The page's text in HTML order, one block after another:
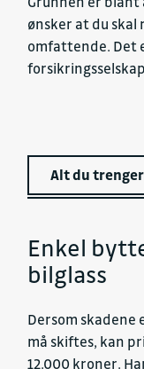
ønsker at du
omfattende. Det
Alt du
Enkel
bilglass
Dersom
må skiftes, kan
12.000 kroner.